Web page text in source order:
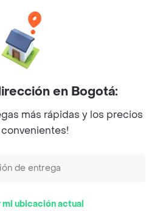
Facebook
Twitter
Instagram
en Bogotá:
más rápidas y los precios
mi ubicación actual